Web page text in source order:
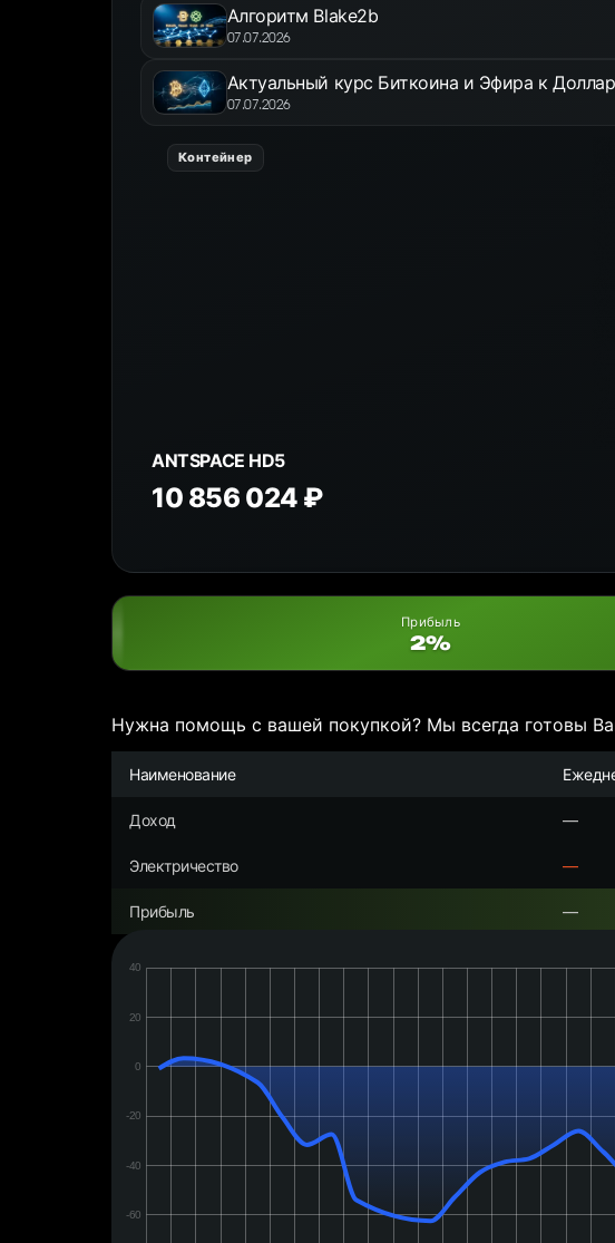
Алгоритм Blake2b
07.07.2026
Актуальный курс Биткоина и Эфира к
07.07.2026
Контейнер
ANTSPACE HD5
10 856 024 ₽
Прибыль
2%
Нужна помощь с вашей покупкой? Мы всегда готовы
Наименование
Доход —
Электричество —
Прибыль —
Дата: